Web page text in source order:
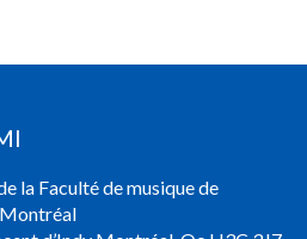
la Faculté de musique de
Montréal